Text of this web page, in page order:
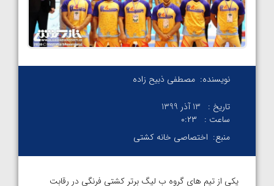
نویسنده: مصطفی ذبیح زاده
تاریخ :
13 آذر 1399
ساعت :
۰:۲۳
منبع: اختصاصی خانه کشتی
یکی از تیم های گروه ب لیگ برتر کشتی فرنگی در رقابت